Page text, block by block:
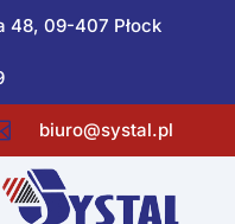
48, 09-407 Płock
biuro@systal.pl